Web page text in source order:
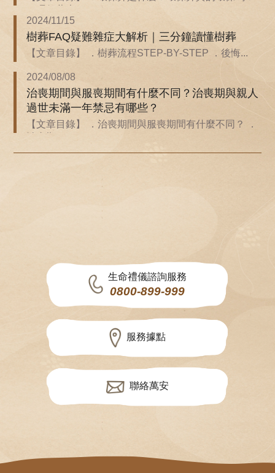
2024/11/15
樹葬FAQ疑難雜症大解析｜三分鐘讀懂樹葬
【文章目錄】 ．樹葬流程STEP-BY-STEP ．後悔...
2024/08/08
治喪期間與服喪期間有什麼不同？治喪期與親人
過世未滿一年禁忌有哪些？
【文章目錄】 ．治喪期間與服喪期間有什麼不同？ ．
生命禮儀諮詢服務
0800-899-999
服務據點
聯絡萬安